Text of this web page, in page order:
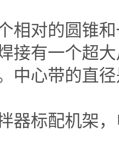
相对的圆锥
接有一个超
中心带的直
器标配机架